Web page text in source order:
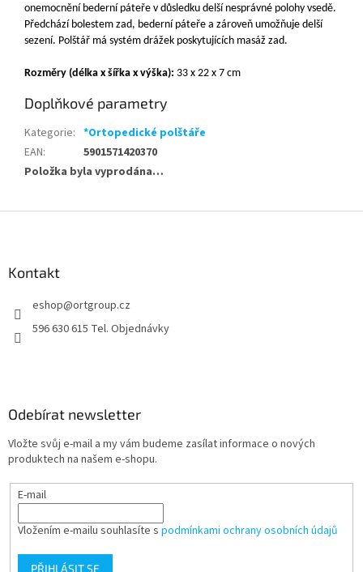
onemocnění bederní páteře v důsledku delší nesprávné polohy vsedě.
Předchází bolestem zad, bederní páteře a zároveň umožňuje delší
sezení. Polštář má systém drážek poskytujících masáž zad.
Rozměry (délka x šířka x výška): 33 x 22 x 7 cm
Doplňkové parametry
Kategorie: *Ortopedické polštáře
EAN:
5901571420370
Položka byla vyprodána…
Kontakt
eshop@ortgroup.cz
596 630 615 Tel. Objednávky
Odebírat newsletter
Vložte svůj e-mail a my vám budeme zasílat informace o nových
produktech na našem e-shopu.
E-mail
Vložením e-mailu souhlasíte s podmínkami ochrany osobních údajů
PŘIHLÁSIT SE